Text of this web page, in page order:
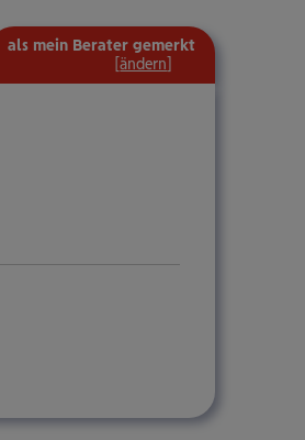
als mein Berater gemerkt
[ändern